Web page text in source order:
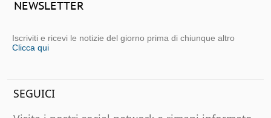
NEWSLETTER
Iscriviti e ricevi le notizie del giorno prima di chiunque altro
Clicca qui
SEGUICI